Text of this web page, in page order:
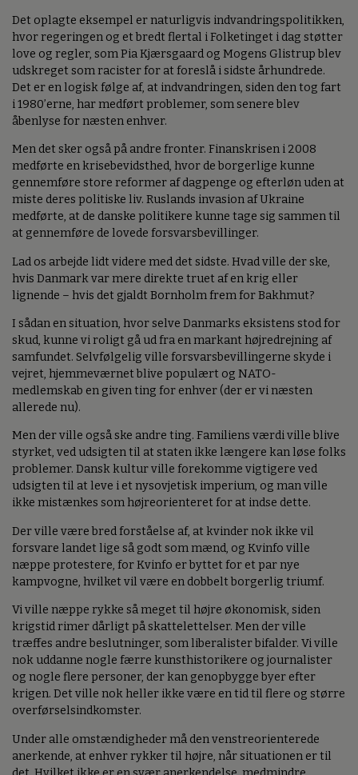
Det oplagte eksempel er naturligvis indvandringspolitikken,
hvor regeringen og et bredt flertal i Folketinget i dag støtter
love og regler, som Pia Kjærsgaard og Mogens Glistrup blev
udskreget som racister for at foreslå i sidste århundrede.
Det er en logisk følge af, at indvandringen, siden den tog fart
i 1980’erne, har medført problemer, som senere blev
åbenlyse for næsten enhver.
Men det sker også på andre fronter. Finanskrisen i 2008
medførte en krisebevidsthed, hvor de borgerlige kunne
gennemføre store reformer af dagpenge og efterløn uden at
miste deres politiske liv. Ruslands invasion af Ukraine
medførte, at de danske politikere kunne tage sig sammen til
at gennemføre de lovede forsvarsbevillinger.
Lad os arbejde lidt videre med det sidste. Hvad ville der ske,
hvis Danmark var mere direkte truet af en krig eller
lignende – hvis det gjaldt Bornholm frem for Bakhmut?
I sådan en situation, hvor selve Danmarks eksistens stod for
skud, kunne vi roligt gå ud fra en markant højredrejning af
samfundet. Selvfølgelig ville forsvarsbevillingerne skyde i
vejret, hjemmeværnet blive populært og NATO-
medlemskab en given ting for enhver (der er vi næsten
allerede nu).
Men der ville også ske andre ting. Familiens værdi ville blive
styrket, ved udsigten til at staten ikke længere kan løse folks
problemer. Dansk kultur ville forekomme vigtigere ved
udsigten til at leve i et nysovjetisk imperium, og man ville
ikke mistænkes som højreorienteret for at indse dette.
Der ville være bred forståelse af, at kvinder nok ikke vil
forsvare landet lige så godt som mænd, og Kvinfo ville
næppe protestere, for Kvinfo er byttet for et par nye
kampvogne, hvilket vil være en dobbelt borgerlig triumf.
Vi ville næppe rykke så meget til højre økonomisk, siden
krigstid rimer dårligt på skattelettelser. Men der ville
træffes andre beslutninger, som liberalister bifalder. Vi ville
nok uddanne nogle færre kunsthistorikere og journalister
og nogle flere personer, der kan genopbygge byer efter
krigen. Det ville nok heller ikke være en tid til flere og større
overførselsindkomster.
Under alle omstændigheder må den venstreorienterede
anerkende, at enhver rykker til højre, når situationen er til